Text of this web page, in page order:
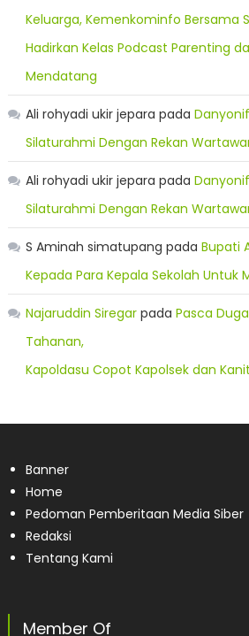
Keluarga, Kemenkominfo Bersama
Hadirkan Kelas Podcast Parenting
Mendatang
Ali rohyadi ukir jepara pada
Silaturahmi Dengan Rekan
Ali rohyadi ukir jepara pada
Silaturahmi Dengan Rekan
S Aminah simatupang pada Bupati
Kepada Para Kepala Sekolah Untuk
Najaruddin Siregarpada Pasca
Tahanan,
Kapoldasu Copot Kapolsek dan
Banner
Home
Pedoman Pemberitaan Media Siber
Redaksi
Tentang Kami
Member Of